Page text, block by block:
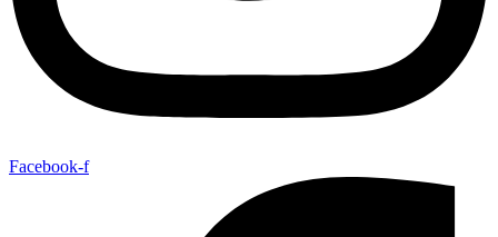
Facebook-f